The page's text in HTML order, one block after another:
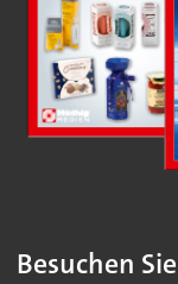
Besuchen